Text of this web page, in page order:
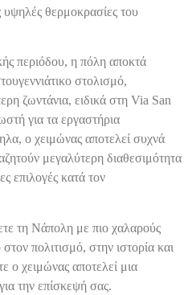
υψηλές θερμοκρασίες του
περιόδου, η πόλη αποκτά
στολισμό,
ζωντάνια, ειδικά στη Via San
για τα εργαστήρια
ο χειμώνας αποτελεί συχνά
μεγαλύτερη διαθεσιμότητα
επιλογές κατά τον
τη Νάπολη με πιο χαλαρούς
πολιτισμό, στην ιστορία και
ο χειμώνας αποτελεί μια
την επίσκεψή σας.